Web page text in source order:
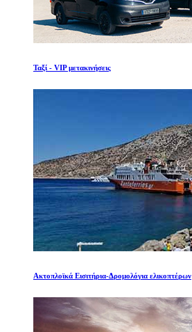
Ταξί - VIP μετακινήσεις
Ακτοπλοϊκά Εισιτήρια-Δρομολόγια ελικοπτέρων